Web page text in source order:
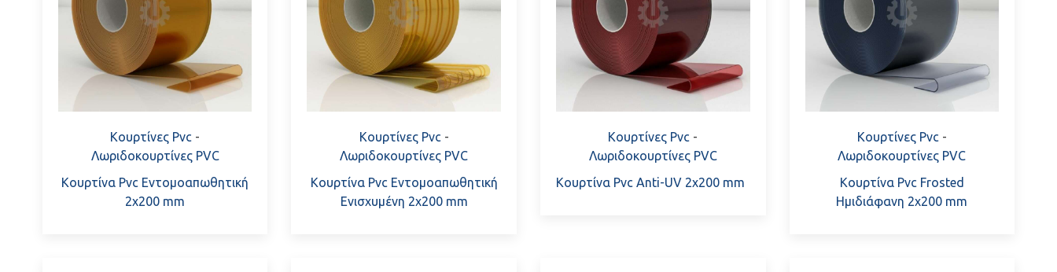
Κουρτίνες Pvc -
Λωριδοκουρτίνες PVC
Κουρτίνα Pvc Εντομοαπωθητική
2x200 mm
Κουρτίνες Pvc-
Λωριδοκουρτίνες PVC
Κουρτίνα Pvc Εντομοαπωθητική
Ενισχυμένη 2x200 mm
Κουρτίνες Pvc -
Λωριδοκουρτίνες PVC
Κουρτίνα Pvc Anti-UV 2x200 mm
Κουρτίνες Pvc-
Λωριδοκουρτίνες PVC
Κουρτίνα Pvc Frosted
Ημιδιάφανη 2x200 mm